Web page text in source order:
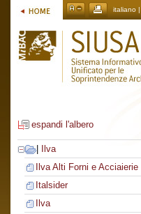
italiano |
espandi l'albero
Ilva
Ilva Alti Forni e Acciaierie
Italsider
Ilva